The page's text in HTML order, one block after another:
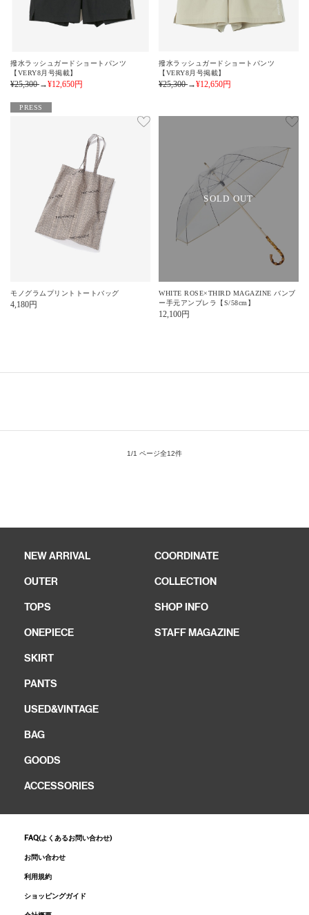
撥水ラッシュガードショートパンツ
【VERY8月号掲載】
¥25,300→¥12,650円
撥水ラッシュガードショートパンツ
【VERY8月号掲載】
¥25,300→¥12,650円
PRESS
モノグラムプリントトートバッグ
4,180円
SOLD OUT
WHITE ROSE×THIRD MAGAZINE バンブ
ー手元アンブレラ【S/58cm】
12,100円
1/1 ページ全12件
NEW ARRIVAL
OUTER
TOPS
ONEPIECE
SKIRT
PANTS
USED&VINTAGE
BAG
GOODS
ACCESSORIES
COORDINATE
COLLECTION
SHOP INFO
STAFF MAGAZINE
FAQ(よくあるお問い合わせ)
お問い合わせ
利用規約
ショッピングガイド